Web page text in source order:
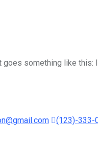
something like
(123)-333-